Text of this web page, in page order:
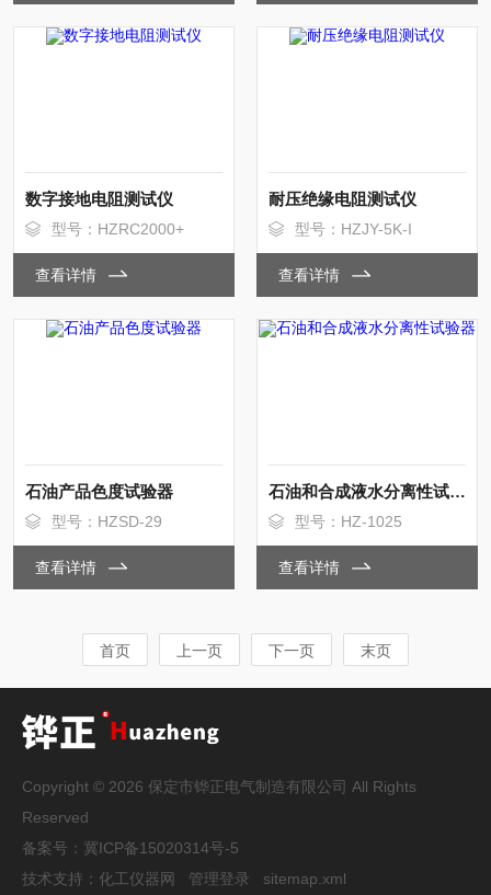
数字接地电阻测试仪
型号：HZRC2000+
查看详情
耐压绝缘电阻测试仪
型号：HZJY-5K-I
查看详情
石油产品色度试验器
型号：HZSD-29
查看详情
石油和合成液水分离性试验器
型号：HZ-1025
查看详情
首页 上一页 下一页 末页
Copyright © 2026 保定市铧正电气制造有限公司 All Rights
Reserved
备案号： 冀ICP备15020314号-5
技术支持： 化工仪器网 管理登录 sitemap.xml